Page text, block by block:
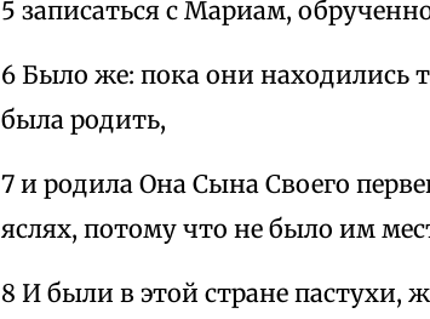
5 записаться с Мариам,
6 Было же: пока они находились
была родить,
7 и родила Она Сына Своего
яслях, потому что не было им
8 И были в этой стране